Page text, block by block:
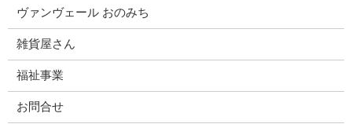
ヴァンヴェール おのみち
雑貨屋さん
福祉事業
お問合せ